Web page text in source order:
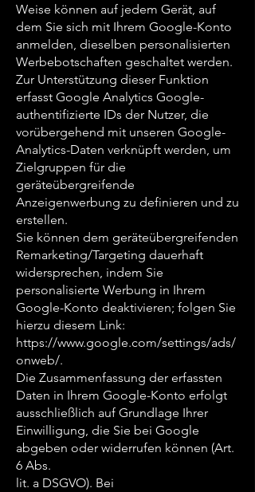
Weise können auf jedem Gerät, auf
dem Sie sich mit Ihrem Google-Konto
anmelden, dieselben personalisierten
Werbebotschaften geschaltet werden.
Zur Unterstützung dieser Funktion
erfasst Google Analytics Google-
authentifizierte IDs der Nutzer, die
vorübergehend mit unseren Google-
Analytics-Daten verknüpft werden, um
Zielgruppen für die
geräteübergreifende
Anzeigenwerbung zu definieren und zu
erstellen.
Sie können dem geräteübergreifenden
Remarketing/Targeting dauerhaft
widersprechen, indem Sie
personalisierte Werbung in Ihrem
Google-Konto deaktivieren; folgen Sie
hierzu diesem Link:
https://www.google.com/settings/ads/
onweb/.
Die Zusammenfassung der erfassten
Daten in Ihrem Google-Konto erfolgt
ausschließlich auf Grundlage Ihrer
Einwilligung, die Sie bei Google
abgeben oder widerrufen können (Art.
6 Abs.
lit. a DSGVO). Bei